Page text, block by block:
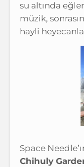
su altında
müzik,
hayli
Space
Chihuly